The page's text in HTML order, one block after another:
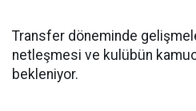
Transfer döneminde
netleşmesi ve kulübün
bekleniyor.